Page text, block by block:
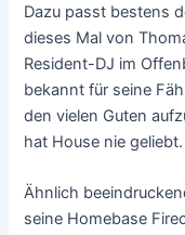
Dazu passt bestens
dieses Mal von
Resident-DJ im
bekannt für seine
den vielen Guten
hat House nie geliebt.
Ähnlich
seine Homebase